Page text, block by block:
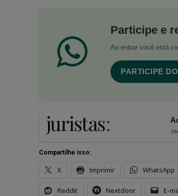
Participe e
Ao entrar você está
PARTICIPE
Compartilhe isso:
X Imprimir WhatsApp
Reddit Nextdoor E-